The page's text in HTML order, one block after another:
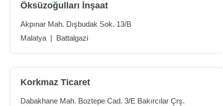
Öksüzoğulları İnşaat
Akpınar Mah. Dışbudak Sok. 13/B
Malatya | Battalgazi
Korkmaz Ticaret
Dabakhane Mah. Boztepe Cad. 3/E Bakırcılar Çrş.